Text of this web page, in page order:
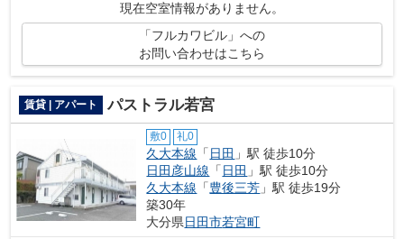
現在空室情報がありません。
「フルカワビル」への
お問い合わせはこちら
賃貸 | アパート パストラル若宮
敷0 礼0
久大本線 「 日田 」駅 徒歩10分
日田彦山線 「 日田 」駅 徒歩10分
久大本線 「豊後三芳 」駅 徒歩19分
築30年
大分県日田市若宮町